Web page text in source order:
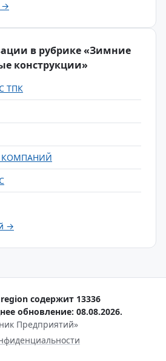
→
в рубрике «Зимние
конструкции»
ТПК
КОМПАНИЙ
→
содержит 13336
обновление: 08.08.2026.
Предприятий»